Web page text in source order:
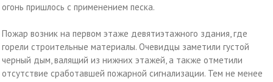
огонь пришлось с применением песка.
Пожар возник на первом этаже девятиэтажного здания, где
горели строительные материалы. Очевидцы заметили густой
черный дым, валящий из нижних этажей, а также отметили
отсутствие сработавшей пожарной сигнализации. Тем не менее